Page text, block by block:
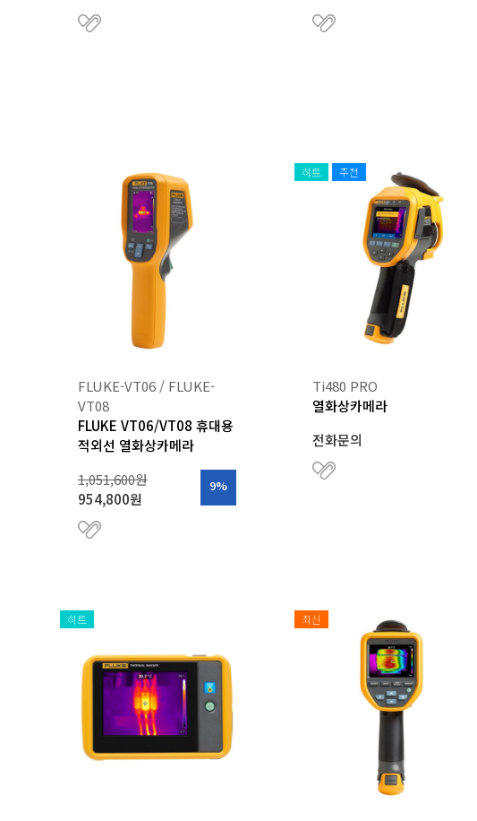
FLUKE-VT06 / FLUKE-
VT08
FLUKE VT06/VT08 휴대용
적외선 열화상카메라
1,051,600원
954,800원
9%
히트 추천
Ti480 PRO
열화상카메라
전화문의
히트 최신